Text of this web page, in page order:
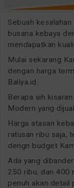
Sebuah
busana kebaya
mendapatkan
Mulai sekarang
dengan harga
Baliya.id.
Berapa sih
Modern yang
Harga atasan
ratusan ribu saja,
dengn budget
Ada yang
250 ribu, dan 400
penuh akan detail